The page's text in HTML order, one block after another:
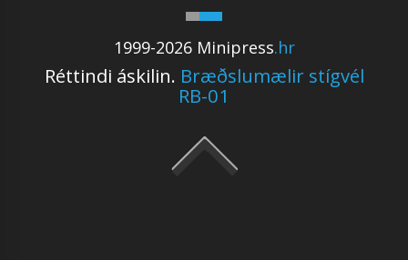
1999-2026 Minipress.hr
Réttindi áskilin. Bræðslumælir stígvél
RB-01